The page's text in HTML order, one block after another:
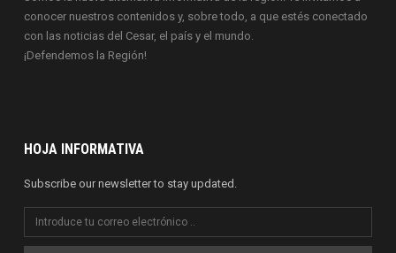
conocer nuestros contenidos y, sobre todo, a que estés conectado
con las noticias del Cesar, el país y el mundo.
¡Defendemos la Región!
HOJA INFORMATIVA
Subscribe our newsletter to stay updated.